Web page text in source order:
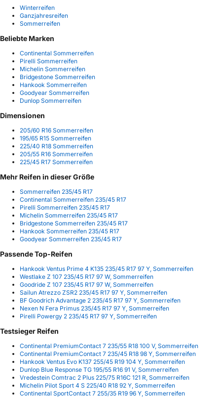
Winterreifen
Ganzjahresreifen
Sommerreifen
Beliebte Marken
Continental Sommerreifen
Pirelli Sommerreifen
Michelin Sommerreifen
Bridgestone Sommerreifen
Hankook Sommerreifen
Goodyear Sommerreifen
Dunlop Sommerreifen
Dimensionen
205/60 R16 Sommerreifen
195/65 R15 Sommerreifen
225/40 R18 Sommerreifen
205/55 R16 Sommerreifen
225/45 R17 Sommerreifen
Mehr Reifen in dieser Größe
Sommerreifen 235/45 R17
Continental Sommerreifen 235/45 R17
Pirelli Sommerreifen 235/45 R17
Michelin Sommerreifen 235/45 R17
Bridgestone Sommerreifen 235/45 R17
Hankook Sommerreifen 235/45 R17
Goodyear Sommerreifen 235/45 R17
Passende Top-Reifen
Hankook Ventus Prime 4 K135 235/45 R17 97 Y, Sommerreifen
Westlake Z 107 235/45 R17 97 W, Sommerreifen
Goodride Z 107 235/45 R17 97 W, Sommerreifen
Sailun Atrezzo ZSR2 235/45 R17 97 Y, Sommerreifen
BF Goodrich Advantage 2 235/45 R17 97 Y, Sommerreifen
Nexen N Fera Primus 235/45 R17 97 Y, Sommerreifen
Pirelli Powergy 2 235/45 R17 97 Y, Sommerreifen
Testsieger Reifen
Continental PremiumContact 7 235/55 R18 100 V, Sommerreifen
Continental PremiumContact 7 235/45 R18 98 Y, Sommerreifen
Hankook Ventus Evo K137 255/45 R19 104 Y, Sommerreifen
Dunlop Blue Response TG 195/55 R16 91 V, Sommerreifen
Vredestein Comtrac 2 Plus 225/75 R16C 121 R, Sommerreifen
Michelin Pilot Sport 4 S 225/40 R18 92 Y, Sommerreifen
Continental SportContact 7 255/35 R19 96 Y, Sommerreifen